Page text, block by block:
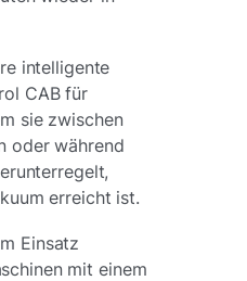
intelligente
CAB für
sie zwischen
oder während
erreicht ist.
Einsatz
mit einem